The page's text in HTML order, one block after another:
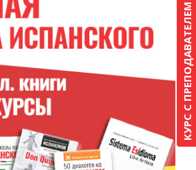
КУРС С ПРЕПОДАВАТЕЛЕМ